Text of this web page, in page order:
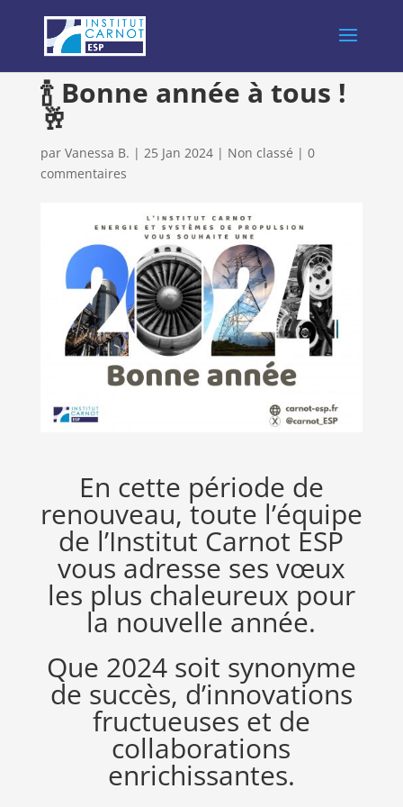
🍾 Bonne année à tous !
🥂
par Vanessa B. | 25 Jan 2024| Non classé | 0
commentaires
En cette période de
renouveau, toute l’équipe
de l’Institut Carnot ESP
vous adresse ses vœux
les plus chaleureux pour
la nouvelle année.
Que 2024 soit synonyme
de succès, d’innovations
fructueuses et de
collaborations
enrichissantes.